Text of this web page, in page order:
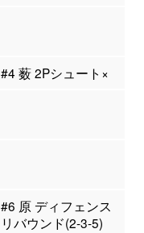
#4 薮 2Pシュート×
#6 原 ディフェンス
リバウンド(2-3-5)